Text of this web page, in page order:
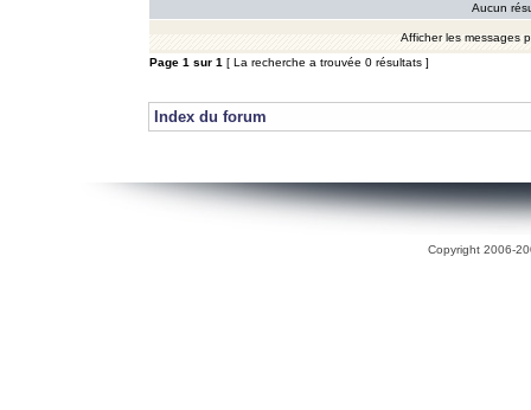
Aucun
Afficher les messages
Page 1 sur 1 [ La recherche a trouvée 0 résultats ]
Index du forum
Copyright 2006-